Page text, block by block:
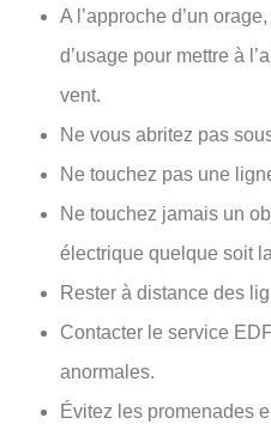
A l’approche d’un
d’usage pour mettre à
vent.
Ne vous abritez pas
Ne touchez pas une
Ne touchez jamais un
électrique quelque soit
Rester à distance des
Contacter le service
anormales.
Évitez les promenades